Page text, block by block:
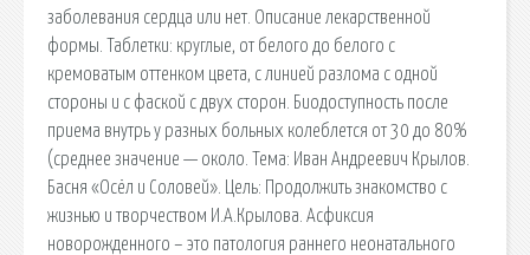
заболевания сердца или нет. Описание лекарственной
формы. Таблетки: круглые, от белого до белого с
кремоватым оттенком цвета, с линией разлома с одной
стороны и с фаской с двух сторон. Биодоступность после
приема внутрь у разных больных колеблется от 30 до 80%
(среднее значение — около. Тема: Иван Андреевич Крылов.
Басня «Осёл и Соловей». Цель: Продолжить знакомство с
жизнью и творчеством И.А.Крылова. Асфиксия
новорожденного – это патология раннего неонатального